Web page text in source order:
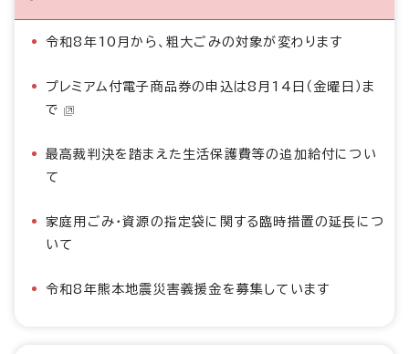
令和8年10月から、粗大ごみの対象が変わります
プレミアム付電子商品券の申込は8月14日（金曜日）ま
で
最高裁判決を踏まえた生活保護費等の追加給付につい
て
家庭用ごみ・資源の指定袋に関する臨時措置の延長につ
いて
令和8年熊本地震災害義援金を募集しています